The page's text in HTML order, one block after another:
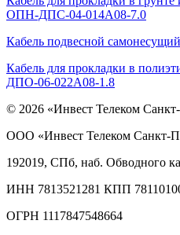
ОПН-ДПС-04-014А08-7.0
Кабель подвесной
Кабель для прокладки в
ДПО-06-022А08-1.8
© 2026 «Инвест Телеком
ООО «Инвест Телеком Санкт-
192019, СПб, наб. Обводного
ИНН 7813521281 КПП
ОГРН 1117847548664